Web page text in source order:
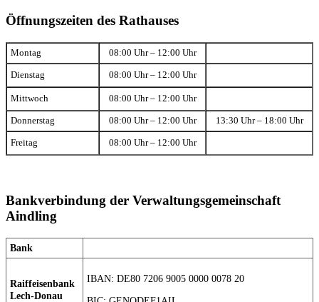
Öffnungszeiten des Rathauses
Montag 08:00 Uhr – 12:00 Uhr
Dienstag 08:00 Uhr – 12:00 Uhr
Mittwoch 08:00 Uhr – 12:00 Uhr
Donnerstag 08:00 Uhr – 12:00 Uhr 13:30 Uhr – 18:00 Uhr
Freitag 08:00 Uhr – 12:00 Uhr
Bankverbindung der Verwaltungsgemeinschaft
Aindling
Bank
Raiffeisenbank
Lech-Donau
IBAN: DE80 7206 9005 0000 0078 20